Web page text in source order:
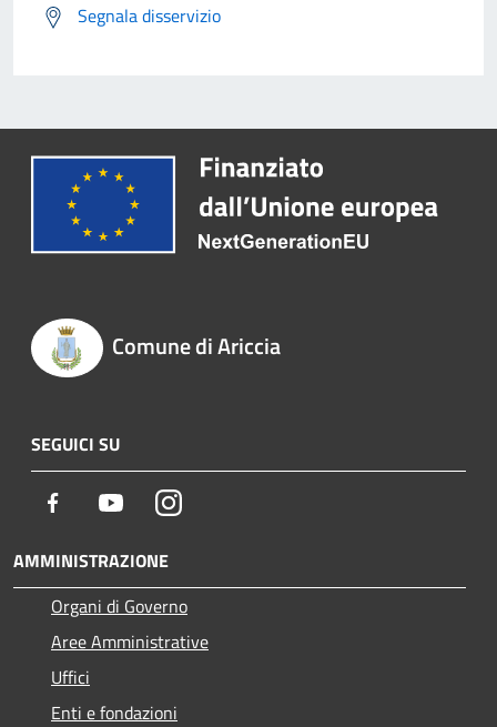
Segnala disservizio
Comune di Ariccia
SEGUICI SU
Facebook YoutubeInstagram
AMMINISTRAZIONE
Organi di Governo
Aree Amministrative
Uffici
Enti e fondazioni